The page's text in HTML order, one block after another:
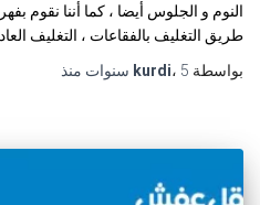
النوم و الجلوس أيضا ، كما أننا نقوم
طريق التغليف بالفقاعات ، التغليف
بواسطة
kurdi، 5 سنوات منذ